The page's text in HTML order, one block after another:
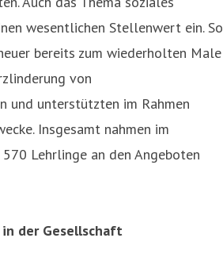
wesentlichen Stellenwert ein. So
bereits zum wiederholten Male
von
und unterstützten im Rahmen
Insgesamt nahmen im
Lehrlinge an den Angeboten
der Gesellschaft